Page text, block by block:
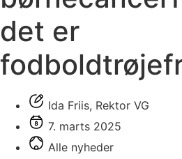
det er
Ida Friis, Rektor VG
7. marts 2025
Alle nyheder